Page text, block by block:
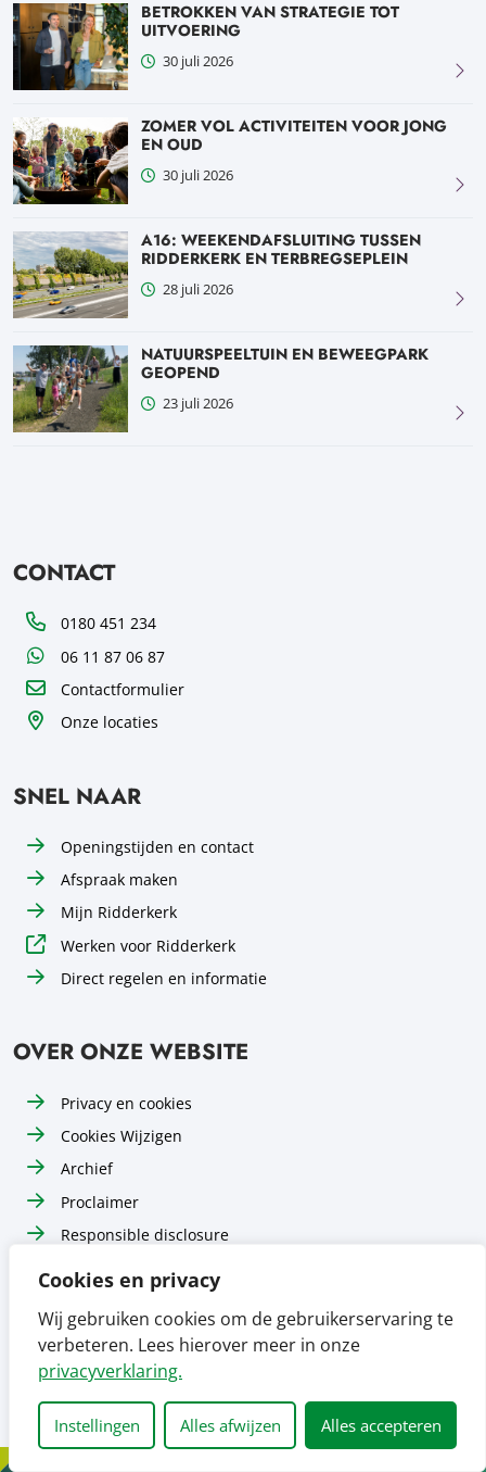
Cookies en privacy
Wij gebruiken cookies om de gebruikerservaring te
verbeteren. Lees hierover meer in onze
privacyverklaring.
Instellingen Alles afwijzen Alles accepteren
BETROKKEN VAN STRATEGIE TOT
UITVOERING
30 juli 2026
ZOMER VOL ACTIVITEITEN VOOR JONG
EN OUD
30 juli 2026
A16: WEEKENDAFSLUITING TUSSEN
RIDDERKERK EN TERBREGSEPLEIN
28 juli 2026
NATUURSPEELTUIN EN BEWEEGPARK
GEOPEND
23 juli 2026
CONTACT
Telefoon0180 451 234
WhatsApp06 11 87 06 87
Contactformulier
Onze locaties
SNEL NAAR
Openingstijden en contact
Afspraak maken
Mijn Ridderkerk
Werken voor Ridderkerk
Direct regelen en informatie
OVER ONZE WEBSITE
Privacy en cookies
Cookies Wijzigen
Archief
Proclaimer
Responsible disclosure
Toegankelijkheid
Volg ons op
Instagram Volg ons op
LinkedIn